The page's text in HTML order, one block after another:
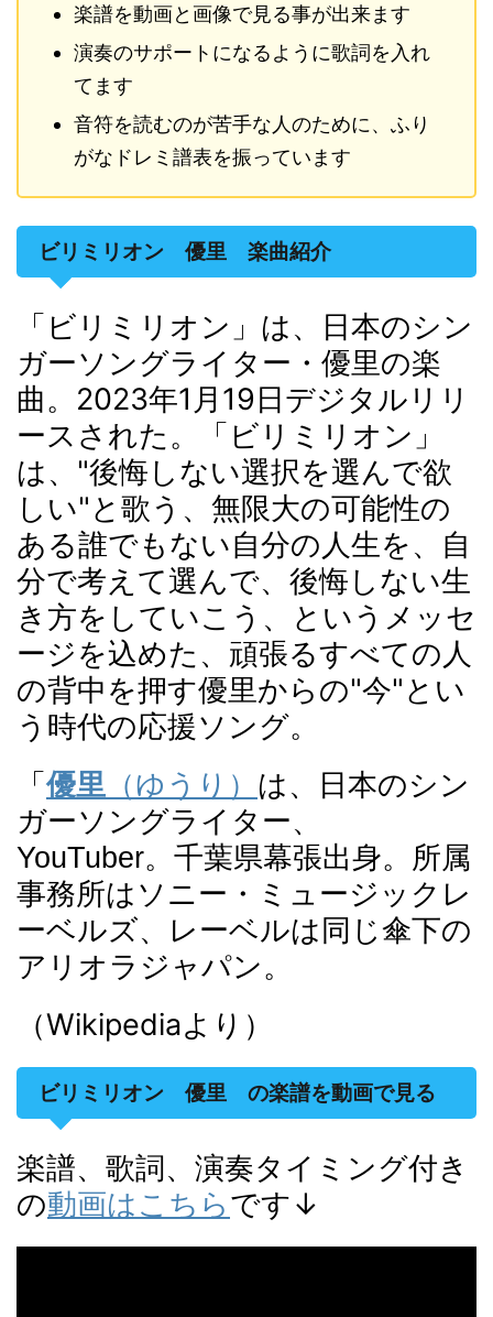
楽譜を動画と画像で見る事が出来ます
演奏のサポートになるように歌詞を入れ
てます
音符を読むのが苦手な人のために、ふり
がなドレミ譜表を振っています
ビリミリオン 優里 楽曲紹介
「ビリミリオン 」は、日本のシン
ガーソングライター・優里の楽
曲。2023年1月19日デジタルリリ
ースされた。「ビリミリオン」
は、"後悔しない選択を選んで欲
しい"と歌う、無限大の可能性の
ある誰でもない自分の人生を、自
分で考えて選んで、後悔しない生
き方をしていこう、というメッセ
ージを込めた、頑張るすべての人
の背中を押す優里からの"今"とい
う時代の応援ソング。
「 優里 （ゆうり）
は、日本のシン
ガーソングライター、
YouTuber。千葉県幕張出身。所属
事務所はソニー・ミュージックレ
ーベルズ、レーベルは同じ傘下の
アリオラジャパン。
（Wikipediaより）
ビリミリオン 優里 の楽譜を動画で見る
楽譜、歌詞、演奏タイミング付き
の動画はこちらです↓